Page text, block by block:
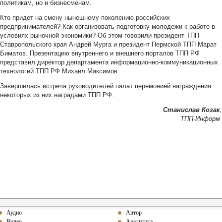
политикам, но и бизнесменам.
Кто придет на смену нынешнему поколению российских
предпринимателей? Как организовать подготовку молодежи к работе в
условиях рыночной экономики? Об этом говорили президент ТПП
Ставропольского края Андрей Мурга и президент Пермской ТПП Марат
Биматов. Презентацию внутреннего и внешнего порталов ТПП РФ
представил директор департамента информационно-коммуникационных
технологий ТПП РФ Михаил Максимов.
Завершилась встреча руководителей палат церемонией награждения
некоторых из них наградами ТПП РФ.
Станислав Козак,
ТПП-Информ
Аудио
Автор